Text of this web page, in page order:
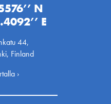
N
E
44,
Finland
›